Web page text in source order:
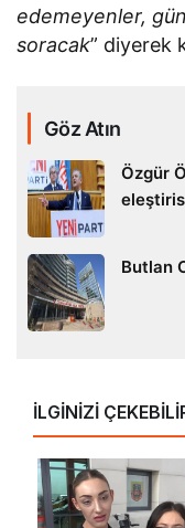
edemeyenler,
soracak” diyerek
Göz Atın
Özgür
Butlan